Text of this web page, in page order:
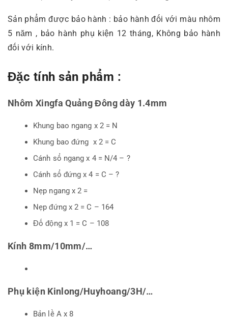
Sản phẩm được bảo hành : bảo hành đối với màu nhôm
5 năm , bảo hành phụ kiện 12 tháng, Không bảo hành
đối với kính.
Đặc tính sản phẩm :
Nhôm Xingfa Quảng Đông dày 1.4mm
Khung bao ngang x 2 = N
Khung bao đứng x 2 = C
Cánh sổ ngang x 4 = N/4 – ?
Cánh sổ đứng x 4 = C – ?
Nẹp ngang x 2 =
Nẹp đứng x 2 = C – 164
Đố động x 1 = C – 108
Kính 8mm/10mm/…
Phụ kiện Kinlong/Huyhoang/3H/…
Bản lề A x 8